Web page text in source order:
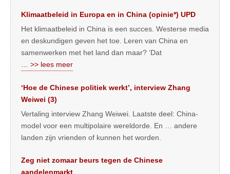
Klimaatbeleid in Europa en in China (opinie*) UPD
Het klimaatbeleid in China is een succes. Westerse media
en deskundigen geven het toe. Leren van China en
samenwerken met het land dan maar? ‘Dat
… >> lees meer
‘Hoe de Chinese politiek werkt’, interview Zhang
Weiwei (3)
Vertaling interview Zhang Weiwei. Laatste deel: China-
model voor een multipolaire wereldorde. En … andere
landen zijn vrienden of kunnen het worden.
Zeg niet zomaar beurs tegen de Chinese
aandelenmarkt